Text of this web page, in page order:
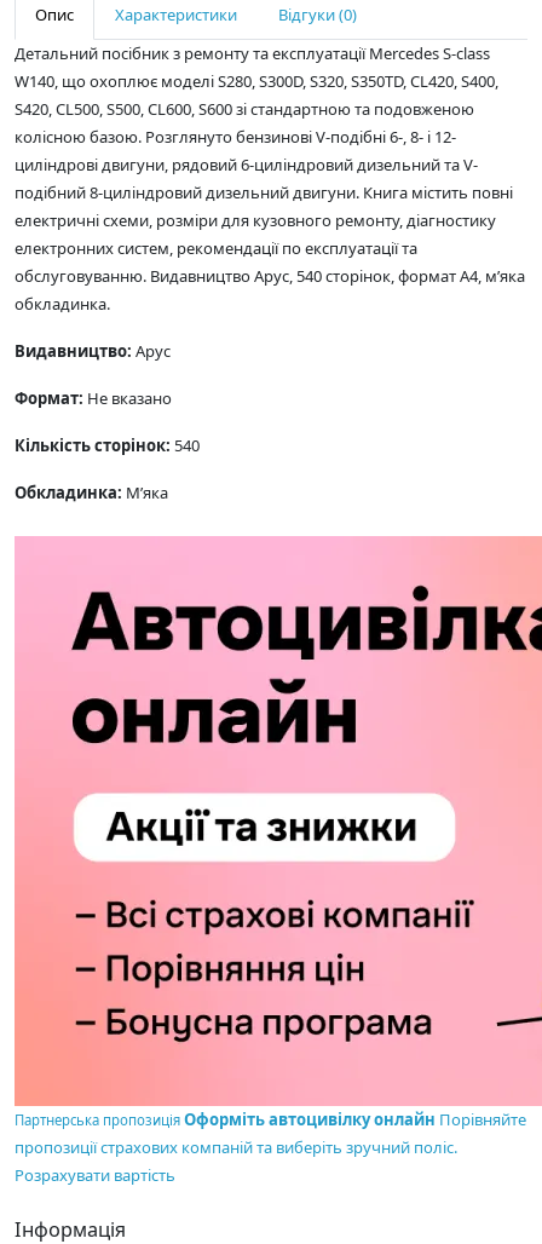
Опис Характеристики
Відгуки (0)
Детальний посібник з ремонту та експлуатації Mercedes S-class
W140, що охоплює моделі S280, S300D, S320, S350TD, CL420, S400,
S420, CL500, S500, CL600, S600 зі стандартною та подовженою
колісною базою. Розглянуто бензинові V-подібні 6-, 8- і 12-
циліндрові двигуни, рядовий 6-циліндровий дизельний та V-
подібний 8-циліндровий дизельний двигуни. Книга містить повні
електричні схеми, розміри для кузовного ремонту, діагностику
електронних систем, рекомендації по експлуатації та
обслуговуванню. Видавництво Арус, 540 сторінок, формат А4, м’яка
обкладинка.
Видавництво: Арус
Формат: Не вказано
Кількість сторінок: 540
Обкладинка: М’яка
Партнерська пропозиція Оформіть автоцивілку онлайн Порівняйте
пропозиції страхових компаній та виберіть зручний поліс.
Розрахувати вартість
Інформація